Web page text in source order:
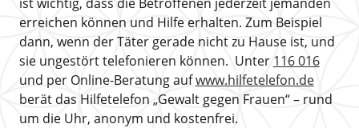
erreichen können und Hilfe erhalten. Zum Beispiel
dann, wenn der Täter gerade nicht zu Hause ist, und
sie ungestört telefonieren können. Unter 116 016
und per Online-Beratung aufwww.hilfetelefon.de
berät das Hilfetelefon „Gewalt gegen Frauen“ – rund
um die Uhr, anonym und kostenfrei.